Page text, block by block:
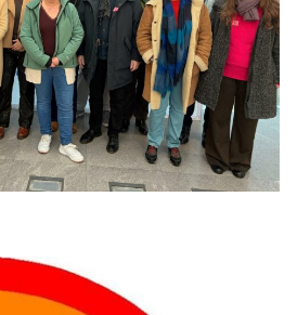
: un échange croisé
changer d’approche
a mené un projet Erasmus
et centré sur l'éducation
différences entre la France…